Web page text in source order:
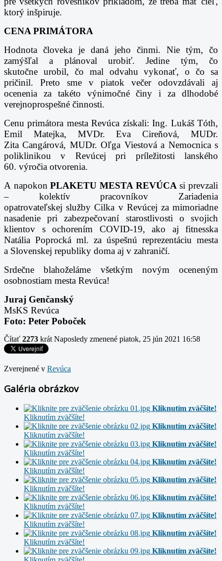
ktorý inšpiruje.
CENA PRIMÁTORA
Hodnota človeka je daná jeho činmi. Nie tým, čo
zamýšľal a plánoval urobiť. Jedine tým, čo
skutočne urobil, čo mal odvahu vykonať, o čo sa
pričinil. Preto sme v piatok večer odovzdávali aj
ocenenia za takéto výnimočné činy i za dlhodobé
verejnoprospešné činnosti.
Cenu primátora mesta Revúca získali: Ing. Lukáš Tóth,
Emil Matejka, MVDr. Eva Cireňová, MUDr.
ZitaCangárová, MUDr. Oľga Viestová a Nemocnica s
poliklinikou v Revúcej pri príležitosti lanského
60. výročia otvorenia.
A napokonPLAKETU MESTA REVÚCA si prevzali
– kolektív pracovníkov Zariadenia
opatrovateľskejslužby Cilka v Revúcej za mimoriadne
nasadenie pri zabezpečovaní starostlivosti o svojich
klientov s ochorením COVID-19, ako aj fitnesska
Natália Poprocká ml. za úspešnú reprezentáciu mesta
a Slovenskej republiky doma aj v zahraničí.
Srdečne blahoželáme všetkým novým oceneným
osobnostiam mesta Revúca!
Juraj Genčanský
MsKS Revúca
Foto: Peter Poboček
Čítať 2273 krát Naposledy zmenené piatok, 25 jún 2021 16:58
Zverejnené v Revúca
Galéria obrázkov
Kliknutím zväčšíte!
Kliknutím zväčšíte!
Kliknutím zväčšíte!
Kliknutím zväčšíte!
Kliknutím zväčšíte!
Kliknutím zväčšíte!
Kliknutím zväčšíte!
Kliknutím zväčšíte!
Kliknutím zväčšíte!
Kliknutím zväčšíte!
Kliknutím zväčšíte!
Kliknutím zväčšíte!
Kliknutím zväčšíte!
Kliknutím zväčšíte!
Kliknutím zväčšíte!
Kliknutím zväčšíte!
Kliknutím zväčšíte!